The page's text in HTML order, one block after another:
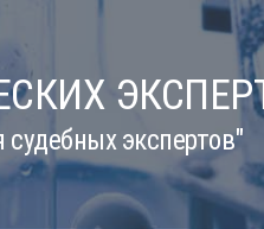
экспертов"